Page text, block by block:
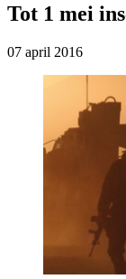
Tot 1 mei
07 april 2016